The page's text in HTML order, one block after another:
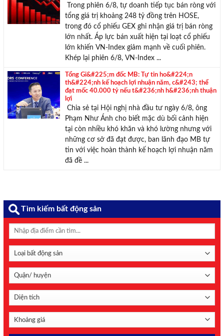
Trong phiên 6/8, tự doanh tiếp tục bán ròng với
tổng giá trị khoảng 248 tỷ đồng trên HOSE,
trong đó cổ phiếu GEX ghi nhận giá trị bán ròng
lớn nhất. Áp lực bán xuất hiện tại loạt cổ phiếu
lớn khiến VN-Index giảm mạnh về cuối phiên.
Khép lại phiên 6/8, VN-Index ...
Tổng Gi&#225;m đốc MB: Tự tin ho&#224;n
th&#224;nh kế hoạch lợi nhuận năm, c&#243; thể
đạt mốc 40.000 tỷ nếu t&#236;nh h&#236;nh thuận
lợi
Chia sẻ tại Hội nghị nhà đầu tư ngày 6/8, ông
Phạm Như Ánh cho biết mặc dù bối cảnh hiện
tại còn nhiều khó khăn và khó lường nhưng với
những cơ sở đã đạt được, ban lãnh đạo MB tự
tin với việc hoàn thành kế hoạch lợi nhuận năm
đã đề ...
Tìm kiếm bất động sản